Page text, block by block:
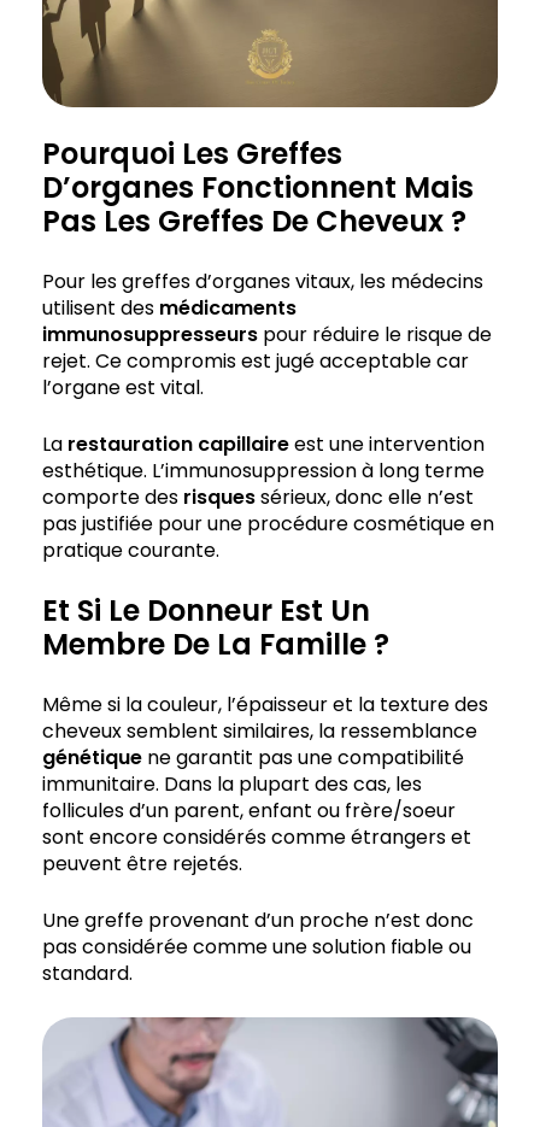
Pourquoi Les Greffes
D’organes Fonctionnent Mais
Pas Les Greffes De Cheveux ?
Pour les greffes d’organes vitaux, les médecins
utilisent des médicaments
immunosuppresseurs pour réduire le risque de
rejet. Ce compromis est jugé acceptable car
l’organe est vital.
La restauration capillaireest une intervention
esthétique. L’immunosuppression à long terme
comporte des risquessérieux, donc elle n’est
pas justifiée pour une procédure cosmétique en
pratique courante.
Et Si Le Donneur Est Un
Membre De La Famille ?
Même si la couleur, l’épaisseur et la texture des
cheveux semblent similaires, la ressemblance
génétique ne garantit pas une compatibilité
immunitaire. Dans la plupart des cas, les
follicules d’un parent, enfant ou frère/soeur
sont encore considérés comme étrangers et
peuvent être rejetés.
Une greffe provenant d’un proche n’est donc
pas considérée comme une solution fiable ou
standard.